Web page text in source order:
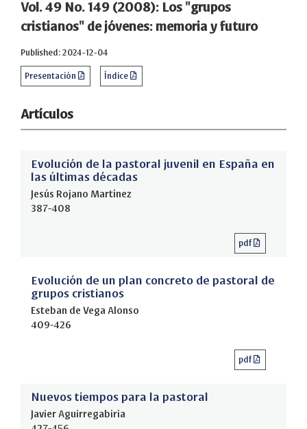
Vol. 49 No. 149 (2008): Los "grupos
cristianos" de jóvenes: memoria y futuro
Published: 2024-12-04
Presentación Índice
Artículos
Evolución de la pastoral juvenil en España en
las últimas décadas
Jesús Rojano Martínez
387-408
pdf
Evolución de un plan concreto de pastoral de
grupos cristianos
Esteban de Vega Alonso
409-426
pdf
Nuevos tiempos para la pastoral
Javier Aguirregabiria